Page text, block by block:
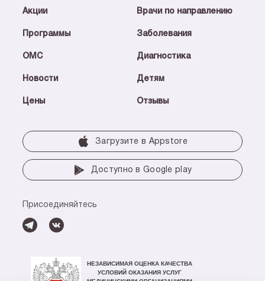
Акции
Программы
ОМС
Новости
Цены
Врачи по направлению
Заболевания
Диагностика
Детям
Отзывы
Загрузите в Аррstore
Доступно в Google play
Присоединяйтесь